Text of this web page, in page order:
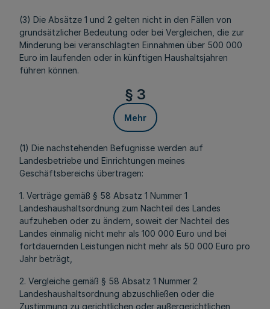
(3) Die Absätze 1 und 2 gelten nicht in den Fällen von
grundsätzlicher Bedeutung oder bei Vergleichen, die zur
Minderung bei veranschlagten Einnahmen über 500 000
Euro im laufenden oder in künftigen Haushaltsjahren
führen können.
§ 3
Mehr
(1) Die nachstehenden Befugnisse werden auf
Landesbetriebe und Einrichtungen meines
Geschäftsbereichs übertragen:
1. Verträge gemäß § 58 Absatz 1 Nummer 1
Landeshaushaltsordnung zum Nachteil des Landes
aufzuheben oder zu ändern, soweit der Nachteil des
Landes einmalig nicht mehr als 100 000 Euro und bei
fortdauernden Leistungen nicht mehr als 50 000 Euro pro
Jahr beträgt,
2. Vergleiche gemäß § 58 Absatz 1 Nummer 2
Landeshaushaltsordnung abzuschließen oder die
Zustimmung zu gerichtlichen oder außergerichtlichen